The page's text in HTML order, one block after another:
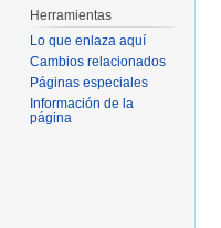
Herramientas
Lo que enlaza aquí
Cambios relacionados
Páginas especiales
Información de la
página